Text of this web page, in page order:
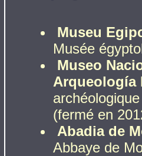
Museu
Musée
Museo
Arqueología
(fermé en
Abadia de
Abbaye de